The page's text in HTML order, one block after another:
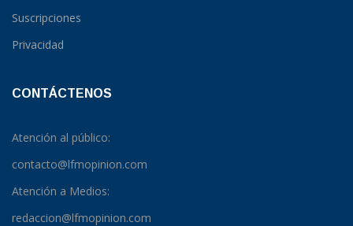
Suscripciones
Privacidad
CONTÁCTENOS
Atención al público:
contacto@lfmopinion.com
Atención a Medios:
redaccion@lfmopinion.com